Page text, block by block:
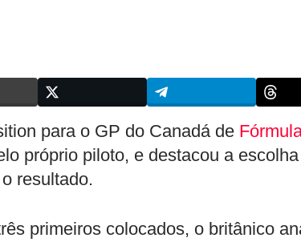
para o GP do Canadá de
próprio piloto, e destacou a
resultado.
primeiros colocados, o britânico